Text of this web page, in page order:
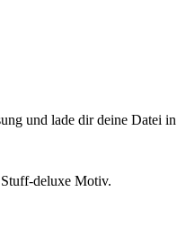
und lade dir deine Datei in
deluxe Motiv.